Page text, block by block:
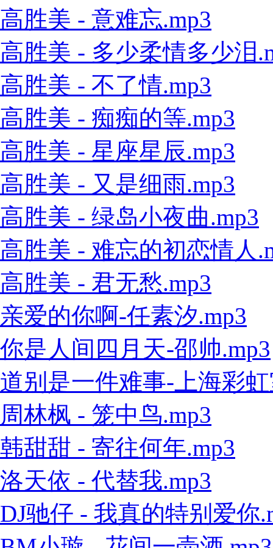
高胜美 - 意难忘.mp3
高胜美 - 多少柔情多少泪
高胜美 - 不了情.mp3
高胜美 - 痴痴的等.mp3
高胜美 - 星座星辰.mp3
高胜美 - 又是细雨.mp3
高胜美 - 绿岛小夜曲.mp3
高胜美 - 难忘的初恋情人
高胜美 - 君无愁.mp3
亲爱的你啊-任素汐.mp3
你是人间四月天-邵帅.mp3
道别是一件难事-上海彩
周林枫 - 笼中鸟.mp3
韩甜甜 - 寄往何年.mp3
洛天依 - 代替我.mp3
DJ驰仔 - 我真的特别爱你